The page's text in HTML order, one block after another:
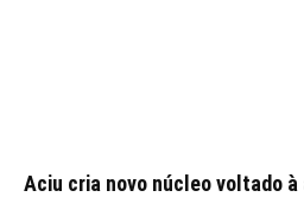
Aciu cria novo núcleo voltado à